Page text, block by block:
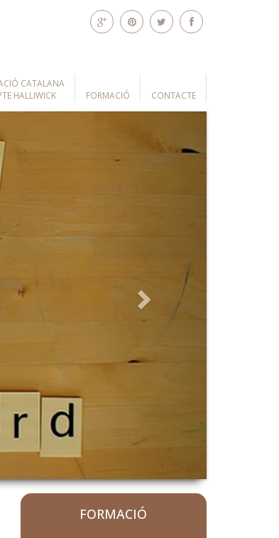
CATALANA
HALLIWICK
FORMACIÓ CONTACTE
FORMACIÓ